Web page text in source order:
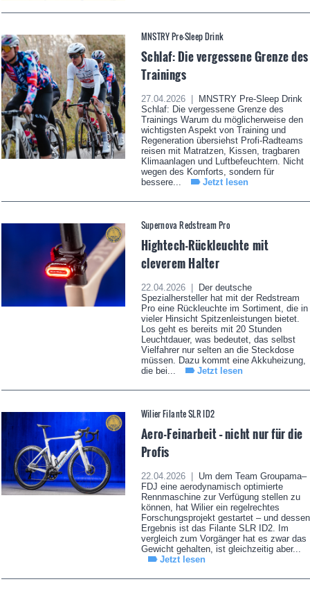
MNSTRY Pre-Sleep Drink
Schlaf: Die vergessene Grenze des
Trainings
27.04.2026 |
MNSTRY Pre-Sleep Drink
Schlaf: Die vergessene Grenze des
Trainings Warum du möglicherweise den
wichtigsten Aspekt von Training und
Regeneration übersiehst Profi-Radteams
reisen mit Matratzen, Kissen, tragbaren
Klimaanlagen und Luftbefeuchtern. Nicht
wegen des Komforts, sondern für
bessere...
Jetzt lesen
Supernova Redstream Pro
Hightech-Rückleuchte mit
cleverem Halter
22.04.2026 |
Der deutsche
Spezialhersteller hat mit der Redstream
Pro eine Rückleuchte im Sortiment, die in
vieler Hinsicht Spitzenleistungen bietet.
Los geht es bereits mit 20 Stunden
Leuchtdauer, was bedeutet, das selbst
Vielfahrer nur selten an die Steckdose
müssen. Dazu kommt eine Akkuheizung,
die bei...
Jetzt lesen
Wilier Filante SLR ID2
Aero-Feinarbeit – nicht nur für die
Profis
22.04.2026 |
Um dem Team Groupama–
FDJ eine aerodynamisch optimierte
Rennmaschine zur Verfügung stellen zu
können, hat Wilier ein regelrechtes
Forschungsprojekt gestartet – und dessen
Ergebnis ist das Filante SLR ID2. Im
vergleich zum Vorgänger hat es zwar das
Gewicht gehalten, ist gleichzeitig aber...
Jetzt lesen